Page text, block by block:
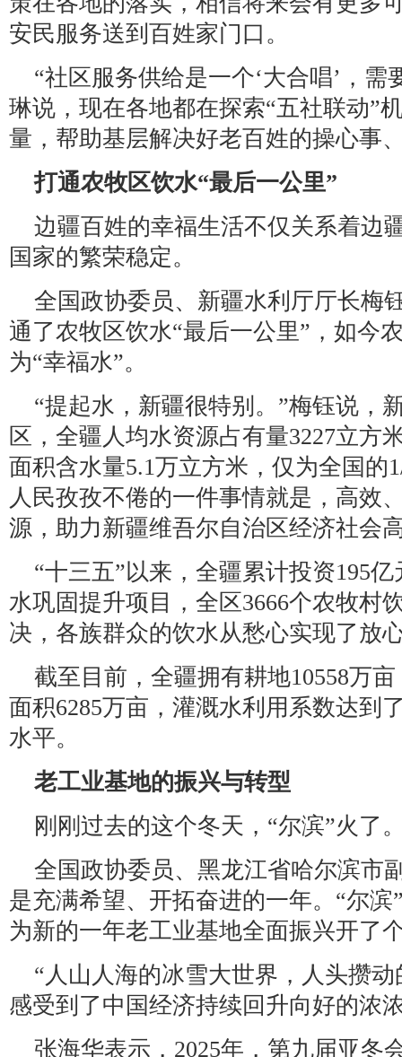
安民服务送到百姓家门口。
“社区服务供给是一个‘大合唱’，
琳说，现在各地都在探索“五社联动”
量，帮助基层解决好老百姓的操心事
打通农牧区饮水“最后一公里”
边疆百姓的幸福生活不仅关系着边
国家的繁荣稳定。
全国政协委员、新疆水利厅厅长梅
通了农牧区饮水“最后一公里”，如今
为“幸福水”。
“提起水，新疆很特别。”梅钰说，
区，全疆人均水资源占有量3227立方
面积含水量5.1万立方米，仅为全国的
人民孜孜不倦的一件事情就是，高效
源，助力新疆维吾尔自治区经济社会
“十三五”以来，全疆累计投资195
水巩固提升项目，全区3666个农牧村
决，各族群众的饮水从愁心实现了放
截至目前，全疆拥有耕地10558万
面积6285万亩，灌溉水利用系数达到
水平。
老工业基地的振兴与转型
刚刚过去的这个冬天，“尔滨”火了
全国政协委员、黑龙江省哈尔滨市
是充满希望、开拓奋进的一年。“尔
为新的一年老工业基地全面振兴开了
“人山人海的冰雪大世界，人头攒
感受到了中国经济持续回升向好的浓
张海华表示，2025年，第九届亚冬